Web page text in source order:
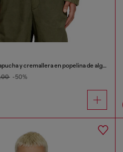
Chaqueta con capucha y cremallera en popelina de algodón
-50%